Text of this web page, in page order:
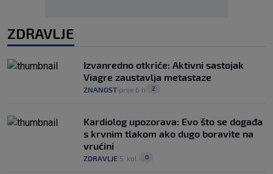
ZDRAVLJE
Izvanredno otkriće: Aktivni sastojak
Viagre zaustavlja metastaze
ZNANOST prije 6 h 2
Kardiolog upozorava: Evo što se događa
s krvnim tlakom ako dugo boravite na
vrućini
ZDRAVLJE 5. kol. 0